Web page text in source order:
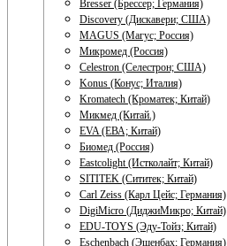
Bresser (Брессер; Германия)
Discovery (Дискавери; США)
MAGUS (Магус; Россия)
Микромед (Россия)
Celestron (Селестрон; США)
Konus (Конус; Италия)
Kromatech (Кроматек; Китай)
Микмед (Китай.)
EVA (ЕВА; Китай)
Биомед (Россия)
Eastcolight (Истколайт; Китай)
SITITEK (Сититек; Китай)
Carl Zeiss (Карл Цейс; Германия)
DigiMicro (ДиджиМикро; Китай)
EDU-TOYS (Эду-Тойз; Китай)
Eschenbach (Эшенбах; Германия)